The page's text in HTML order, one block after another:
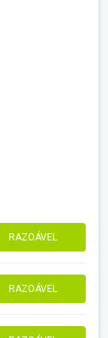
RAZOÁVEL
RAZOÁVEL